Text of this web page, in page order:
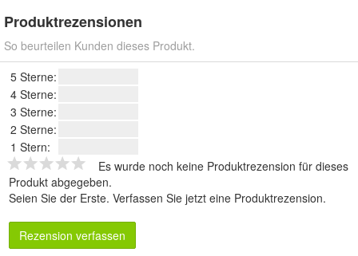
Produktrezensionen
So beurteilen Kunden dieses Produkt.
5 Sterne:
4 Sterne:
3 Sterne:
2 Sterne:
1 Stern:
Es wurde noch keine Produktrezension für dieses
Produkt abgegeben.
Seien Sie der Erste. Verfassen Sie jetzt eine Produktrezension.
Rezension verfassen